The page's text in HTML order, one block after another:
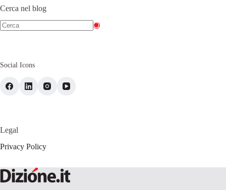
Cerca nel blog
Social Icons
Legal
Privacy Policy